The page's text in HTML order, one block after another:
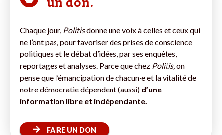
Chaque jour, Politisdonne une voix à celles et ceux qui
ne l’ont pas, pour favoriser des prises de conscience
politiques et le débat d’idées, par ses enquêtes,
reportages et analyses. Parce que chez Politis,on
pense que l’émancipation de chacun·e et la vitalité de
notre démocratie dépendent (aussi) d’une
information libre et indépendante.
FAIRE UN DON